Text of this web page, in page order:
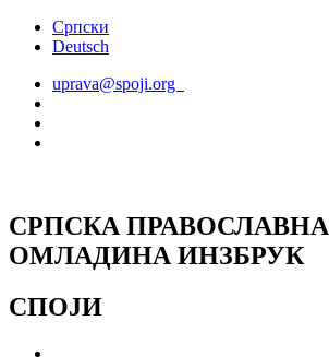
СкочитеСрпски
Deutsch
uprava@spoji.org
СРПСКА ПРАВОСЛАВНА
ОМЛАДИНА ИНЗБРУК
СПОЈИ